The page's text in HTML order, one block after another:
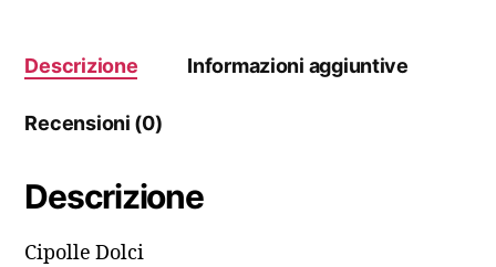
Descrizione Informazioni aggiuntive
Recensioni (0)
Descrizione
Cipolle Dolci